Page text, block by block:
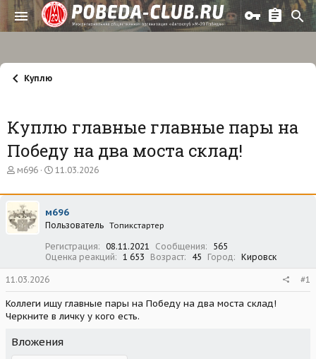
Куплю
Куплю главные главные пары на
Победу на два моста склад!
А
т
о
р
т
м696
Д
т
н
а
а
л
а
11.03.2026
м696
Пользователь Топикстартер
Регистрация 08.11.2021 Сообщения
565
Оценка реакций
1 653 Возраст 45 Город Кировск
11.03.2026 #1
Коллеги ищу главные пары на Победу на два моста склад!
Черкните в личку у кого есть.
Вложения